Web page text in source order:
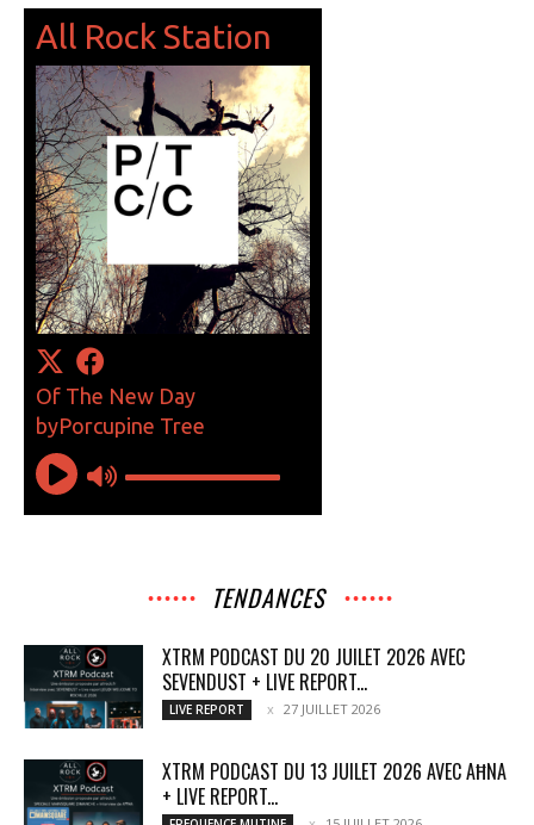
TENDANCES
XTRM PODCAST DU 20 JUILET 2026 AVEC
SEVENDUST + LIVE REPORT...
LIVE REPORT 27 JUILLET 2026
XTRM PODCAST DU 13 JUILET 2026 AVEC AĦNA
+ LIVE REPORT...